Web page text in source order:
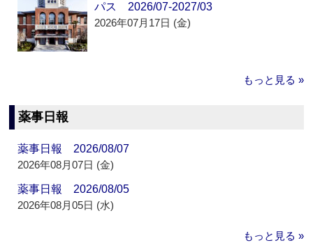
パス 2026/07-2027/03
2026年07月17日 (金)
もっと見る »
薬事日報
薬事日報 2026/08/07
2026年08月07日 (金)
薬事日報 2026/08/05
2026年08月05日 (水)
もっと見る »